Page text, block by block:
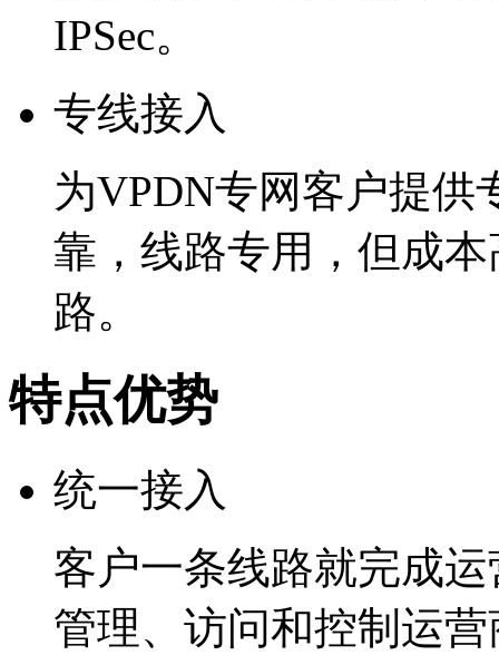
IPSec。
专线接入
为VPDN专网客户提供
靠，线路专用，但成
路。
特点优势
统一接入
客户一条线路就完成
管理、访问和控制运